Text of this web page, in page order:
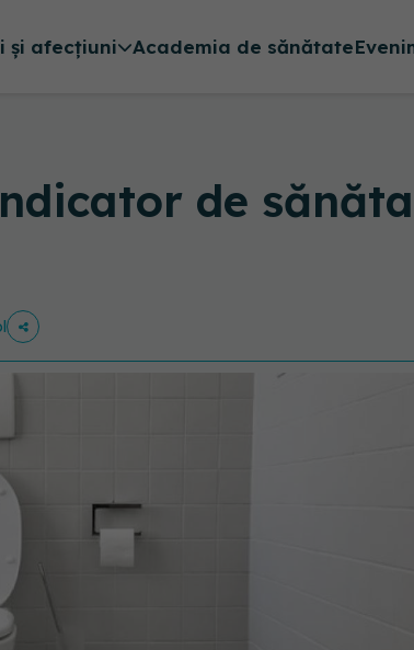
și afecțiuni Academia de sănătate
de